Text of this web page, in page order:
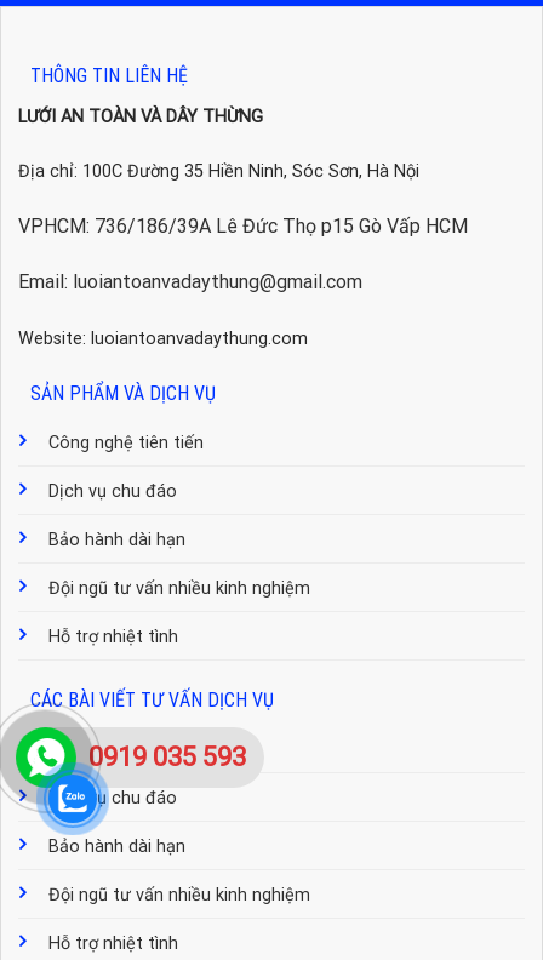
THÔNG TIN LIÊN HỆ
LƯỚI AN TOÀN VÀ DÂY THỪNG
Địa chỉ: 100C Đường 35 Hiền Ninh, Sóc Sơn, Hà Nội
VPHCM: 736/186/39A Lê Đức Thọ p15 Gò Vấp HCM
Email: luoiantoanvadaythung@gmail.com
Website: luoiantoanvadaythung.com
SẢN PHẨM VÀ DỊCH VỤ
Công nghệ tiên tiến
Dịch vụ chu đáo
Bảo hành dài hạn
Đội ngũ tư vấn nhiều kinh nghiệm
Hỗ trợ nhiệt tình
CÁC BÀI VIẾT TƯ VẤN DỊCH VỤ
Công nghệ tiên tiến
Dịch vụ chu đáo
Bảo hành dài hạn
Đội ngũ tư vấn nhiều kinh nghiệm
Hỗ trợ nhiệt tình
0919 035 593